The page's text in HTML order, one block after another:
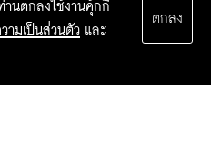
านตกลงใช้งานคุ้กกี้
ามเป็นส่วนตัว และ
ตกลง
ALL RIGHTS RESERVED